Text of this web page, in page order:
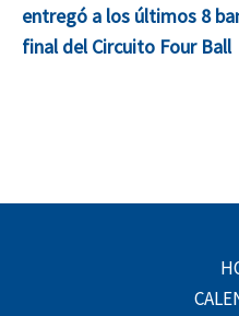
entregó a los últimos 8
final del Circuito Four Ball